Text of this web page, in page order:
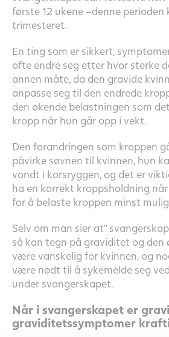
første 12 ukene –denne
trimesteret.
En ting som er sikkert,
ofte endre seg etter hvor sterke
annen måte, da den gravide
anpasse seg til den endrede
den økende belastningen som
kropp når hun går opp i vekt.
Den forandringen som kroppen
påvirke søvnen til kvinnen, hun
vondt i korsryggen, og det er
ha en korrekt kroppsholdning
for å belaste kroppen minst
Selv om man sier at”
så kan tegn på graviditet og den
være vanskelig for kvinnen, og
være nødt til å sykemelde seg
under svangerskapet.
Når i svangerskapet er
graviditetssymptomer